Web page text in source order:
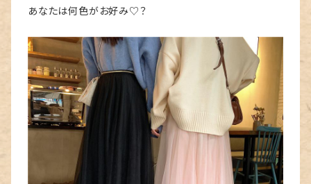
あなたは何色がお好み♡？